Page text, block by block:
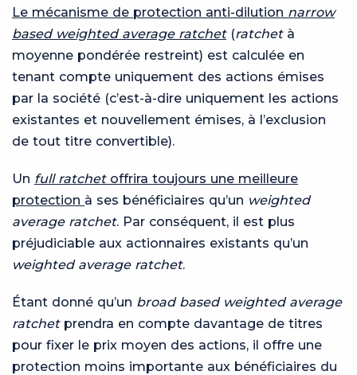
Le mécanisme de protection anti-dilution narrow
based weighted average ratchet(ratchetà
moyenne pondérée restreint) est calculée en
tenant compte uniquement des actions émises
par la société (c’est-à-dire uniquement les actions
existantes et nouvellement émises, à l’exclusion
de tout titre convertible).
Un full ratchetoffrira toujours une meilleure
protection à ses bénéficiaires qu’un weighted
average ratchet. Par conséquent, il est plus
préjudiciable aux actionnaires existants qu’un
weighted average ratchet.
Étant donné qu’un broad based weighted average
ratchetprendra en compte davantage de titres
pour fixer le prix moyen des actions, il offre une
protection moins importante aux bénéficiaires du